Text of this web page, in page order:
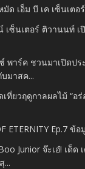
มัด เอ็ม บี เค เซ็นเตอ
เซ็นเตอร์ ติวานนท์
พาร์ค ชวนมาเปิดป
มาสค...
เที่ยวฤดูกาลผลไม้ “อ
ETERNITY Ep.7 ข้
Junior จ๊ะเอ๋! เด็ด
...